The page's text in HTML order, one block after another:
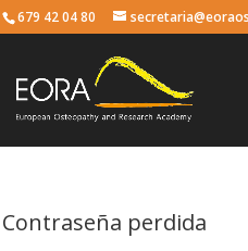
679 42 04 80
Contraseña perdida